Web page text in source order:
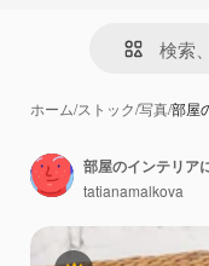
ホーム/ストック/写真/部屋
部屋のインテリア
tatianamalkova